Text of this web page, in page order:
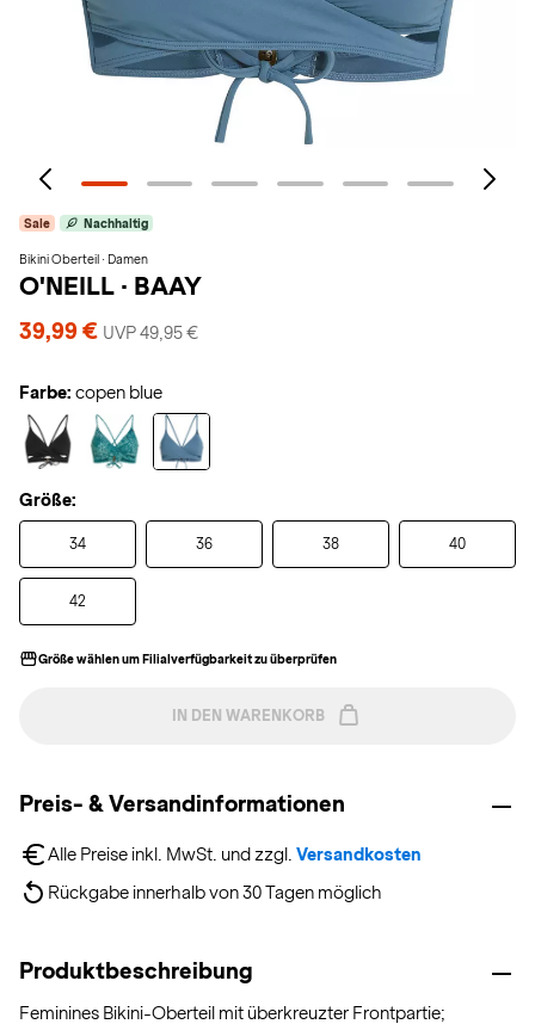
Sale Nachhaltig
Bikini Oberteil · Damen
O'NEILL · BAAY
39,99 € UVP 49,95 €
Farbe: copen blue
Größe:
34 36 38 40
42
Größe wählen um Filialverfügbarkeit zu überprüfen
IN DEN WARENKORB
Preis- & Versandinformationen
Alle Preise inkl. MwSt. und zzgl. Versandkosten
Rückgabe innerhalb von 30 Tagen möglich
Produktbeschreibung
Feminines Bikini-Oberteil mit überkreuzter Frontpartie;